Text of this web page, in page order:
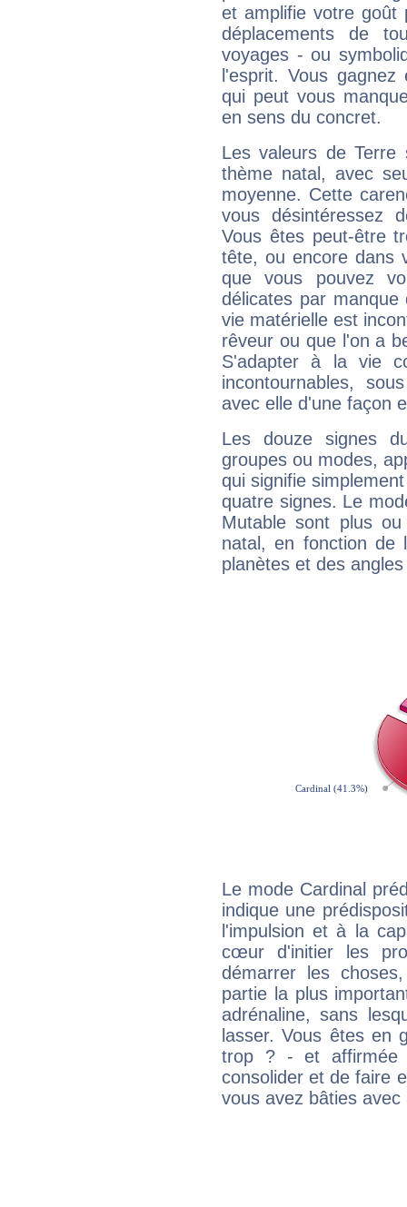
et amplifie votre goût
déplacements de
voyages - ou
l'esprit. Vous
qui peut vous
en sens du concret.
Les valeurs de Terre
thème natal, avec
moyenne. Cette
vous désintéressez
Vous êtes peut-être
tête, ou encore dans
que vous pouvez
délicates par
vie matérielle est
rêveur ou que l'on a
S'adapter à la vie
incontournables,
avec elle d'une façon
Les douze signes
groupes ou modes,
qui signifie
quatre signes. Le
Mutable sont plus
natal, en fonction de
planètes et des
Le mode Cardinal
indique une
l'impulsion et à la
cœur d'initier les
démarrer les
partie la plus
adrénaline, sans
lasser. Vous êtes en
trop ? - et affirmée
consolider et de faire
vous avez bâties avec